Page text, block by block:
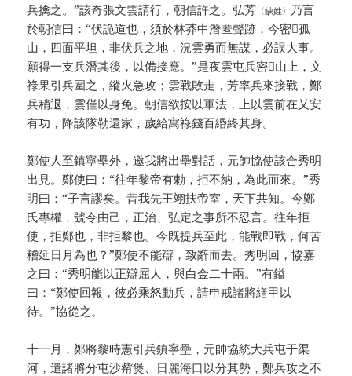
兵擒之。”該奇張文雲請行，朝信許之。弘芳 〈缺姓〉 乃言
於朝信曰：“伏詭道也，須於林莽中潛匿聲跡，今密𦛋孤
山，四面平坦，非伏兵之地，況雲勇而無謀，必誤大事。
願得一支兵潛其後，以備接應。”是夜雲屯兵密𦛋山上，文
祿果引兵圍之，縱火急攻；雲戰敗走，芳率兵來接戰，鄭
兵稍退，雲僅以身免。朝信欲按以軍法，上以雲前在乂安
有功，降該隊勒還家，歲給寓祿錢百緡終其身。
鄭使人至鎮寧壘外，邀我將出壘對話，元帥協使該合秀明
出見。鄭使曰：“往年黎帝有勅，拒不納，為此而來。”秀
明曰：“子言謬矣。昔我先王翊扶帝室，天下共知。今鄭
氏專權，號令由己，正治、弘定之事所不忍言。往年拒
使，拒鄭也，非拒黎也。今既提兵至此，能戰即戰，何苦
稽延日月為也？”鄭使不能辯，致辭而去。秀明回，協嘉
之曰：“秀明能以正辯屈人，與白金二十兩。”有鎰
曰：“鄭使回報，彼必乘怒動兵，請申戒諸將繕甲以
待。”協從之。
十一月，鄭將黎時憲引兵鎮寧壘，元帥協統大兵屯于渠
河，遣諸將分屯沙觜煲、日麗海口以分其勢，鄭兵攻之不